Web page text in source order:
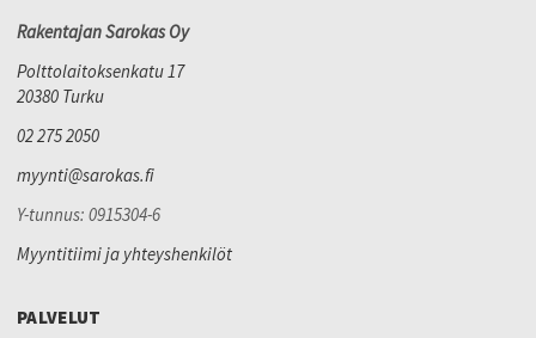
Rakentajan Sarokas Oy
Polttolaitoksenkatu 17
20380 Turku
02 275 2050
myynti@sarokas.fi
Y-tunnus: 0915304-6
Myyntitiimi ja yhteyshenkilöt
PALVELUT